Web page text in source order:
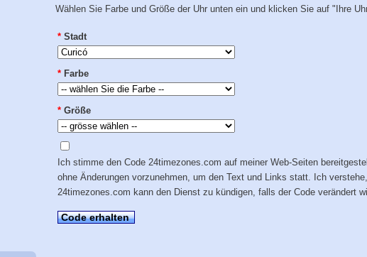
Wählen Sie Farbe und Größe der Uhr unten ein und klicken Sie auf "Ihre
* Stadt
* Farbe
* Größe
Ich stimme den Code 24timezones.com auf meiner Web-Seiten
ohne Änderungen vorzunehmen, um den Text und Links statt. Ich
24timezones.com kann den Dienst zu kündigen, falls der Code verändert
Code erhalten